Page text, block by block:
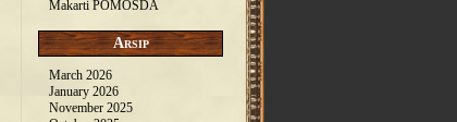
Makarti POMOSDA
Arsip
March 2026
January 2026
November 2025